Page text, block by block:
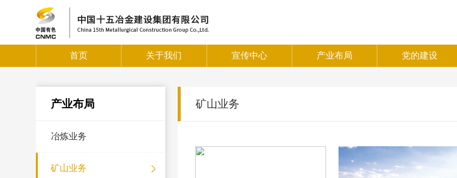
首页 关于我们 宣传中心 产业布局 党的建设
产业布局
冶炼业务
矿山业务
矿山业务